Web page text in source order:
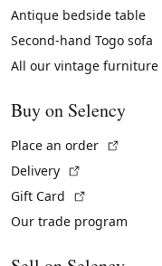
Antique bedside table
Second-hand Togo sofa
All our vintage furniture
Buy on Selency
Place an order
Delivery
Gift Card
Our trade program